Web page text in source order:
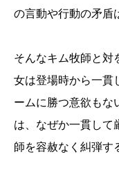
の言動や行動の矛盾
そんなキム牧師と対
女は登場時から一貫
ームに勝つ意欲もな
は、なぜか一貫して
師を容赦なく糾弾す